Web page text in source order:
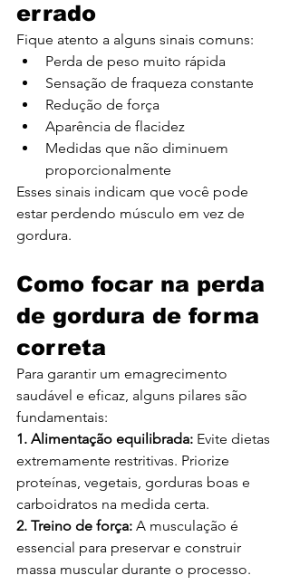
errado
Fique atento a alguns sinais comuns:
Perda de peso muito rápida
Sensação de fraqueza constante
Redução de força
Aparência de flacidez
Medidas que não diminuem
proporcionalmente
Esses sinais indicam que você pode
estar perdendo músculo em vez de
gordura.
Como focar na perda
de gordura de forma
correta
Para garantir um emagrecimento
saudável e eficaz, alguns pilares são
fundamentais:
1. Alimentação equilibrada: Evite dietas
extremamente restritivas. Priorize
proteínas, vegetais, gorduras boas e
carboidratos na medida certa.
2. Treino de força: A musculação é
essencial para preservar e construir
massa muscular durante o processo.